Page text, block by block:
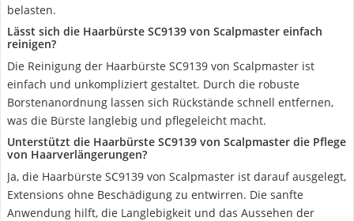
belasten.
Lässt sich die Haarbürste SC9139 von Scalpmaster einfach
reinigen?
Die Reinigung der Haarbürste SC9139 von Scalpmaster ist
einfach und unkompliziert gestaltet. Durch die robuste
Borstenanordnung lassen sich Rückstände schnell entfernen,
was die Bürste langlebig und pflegeleicht macht.
Unterstützt die Haarbürste SC9139 von Scalpmaster die Pflege
von Haarverlängerungen?
Ja, die Haarbürste SC9139 von Scalpmaster ist darauf ausgelegt,
Extensions ohne Beschädigung zu entwirren. Die sanfte
Anwendung hilft, die Langlebigkeit und das Aussehen der